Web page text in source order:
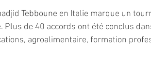
Tebboune en Italie marque un
de 40 accords ont été conclus
agroalimentaire, formation